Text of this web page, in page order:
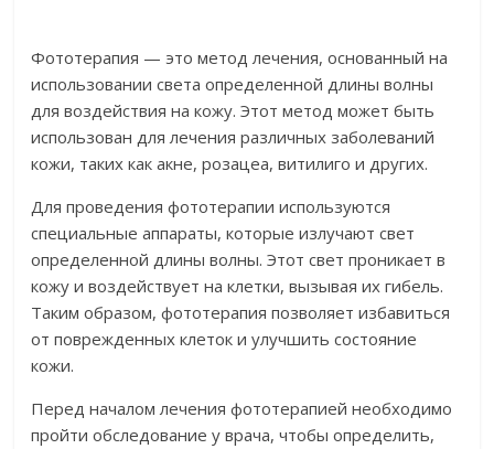
Фототерапия — это метод лечения, основанный на
использовании света определенной длины волны
для воздействия на кожу. Этот метод может быть
использован для лечения различных заболеваний
кожи, таких как акне, розацеа, витилиго и других.
Для проведения фототерапии используются
специальные аппараты, которые излучают свет
определенной длины волны. Этот свет проникает в
кожу и воздействует на клетки, вызывая их гибель.
Таким образом, фототерапия позволяет избавиться
от поврежденных клеток и улучшить состояние
кожи.
Перед началом лечения фототерапией необходимо
пройти обследование у врача, чтобы определить,